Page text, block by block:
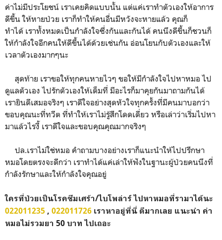
ค่าไม่มีประโยชน์ เราเคยคิดแบบนั้น แต่แค่เราทำตัวเองให้อาการ
ดีขึ้น ให้หายป่วย เราก็ทำให้คนอื่นมีหวังจะหายแล้ว คุณก็
ทำได้ เราทั้งหมดเป็นกำลังใจซึ่งกันและกันได้ คนนึงดีขึ้นก็ชวนก็
ให้กำลังใจอีกคนให้ดีขึ้นได้ด้วยเช่นกัน อ่อนโยนกับตัวเองและให้
เวลาตัวเองมากๆนะ
สุดท้าย เราขอให้ทุกคนหายไวๆ ขอให้มีกำลังใจไปหาหมอ ไป
ดูแลตัวเอง ไปรักตัวเองให้เต็มที่ มีอะไรก็มาคุยกันมาถามกันได้
เรายินดีเสมอจริงๆ เราดีใจอย่างสุดหัวใจทุกครั้งที่มีคนมาบอกว่า
ขอบคุณนะที่ทวีต ที่ทำให้เราไม่รู้สึกโดดเดี่ยว หรือเล่าว่าเริ่มไปหา
มาแล้วไรงี้ เราดีใจและขอบคุณคุณมากจริงๆ
ปล.เราไม่ใช่หมอ คำถามบางอย่างเราก็แนะนำให้ไปปรึกษา
หมอโดยตรงจะดีกว่า เราทำได้แค่เล่าให้ฟังในฐานะผู้ป่วยคนนึงที่
กำลังรักษาและให้กำลังใจคุณอยู่
ใครที่ป่วยเป็นโรคซึมเศร้า/ไบโพล่าร์ ไปหาหมอที่รามาได้นะ
022011235 , 022011726 เราหาอยู่ที่นี่ ดีมากเลย แนะนำ ค่า
หมอไม่รวมยา 50 บาท ไปเถอะ